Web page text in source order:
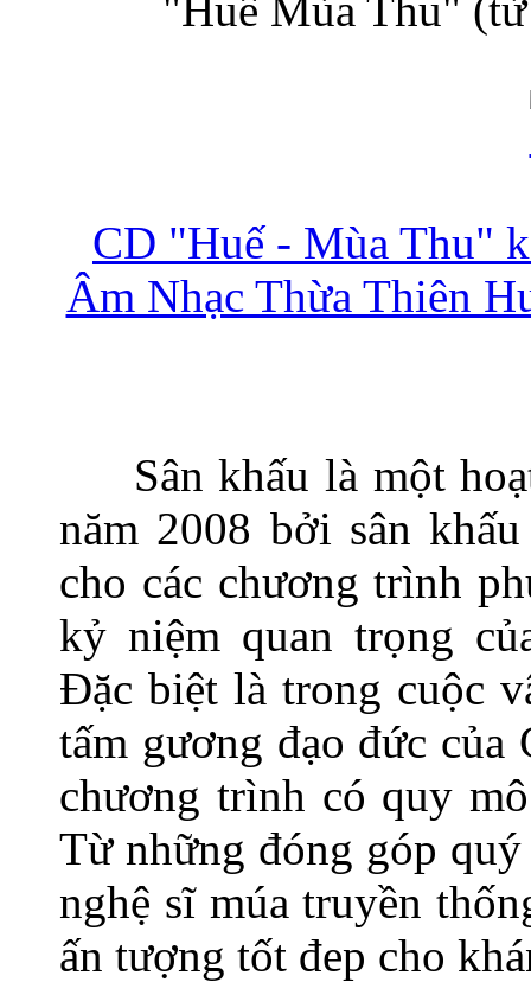
CD "Huế - Mùa Thu"
Âm Nhạc Thừa Thiên
Sân khấu là một
năm 2008 bởi sân
cho các chương trình
kỷ niệm quan trọng
Đặc biệt là trong cuộc
tấm gương đạo đức
chương trình có quy
Từ những đóng góp
nghệ sĩ múa truyền
ấn tượng tốt đep cho